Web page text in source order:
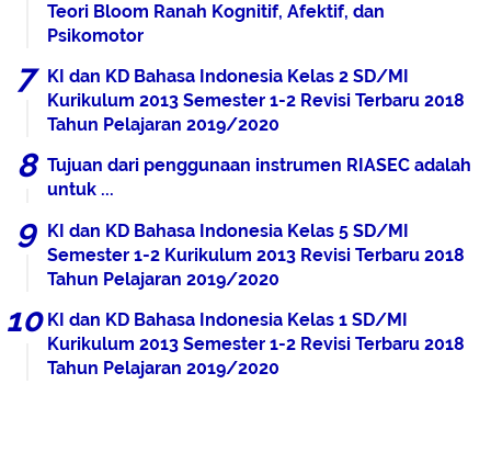
Teori Bloom Ranah Kognitif, Afektif, dan
Psikomotor
KI dan KD Bahasa Indonesia Kelas 2 SD/MI
Kurikulum 2013 Semester 1-2 Revisi Terbaru 2018
Tahun Pelajaran 2019/2020
Tujuan dari penggunaan instrumen RIASEC adalah
untuk ...
KI dan KD Bahasa Indonesia Kelas 5 SD/MI
Semester 1-2 Kurikulum 2013 Revisi Terbaru 2018
Tahun Pelajaran 2019/2020
KI dan KD Bahasa Indonesia Kelas 1 SD/MI
Kurikulum 2013 Semester 1-2 Revisi Terbaru 2018
Tahun Pelajaran 2019/2020